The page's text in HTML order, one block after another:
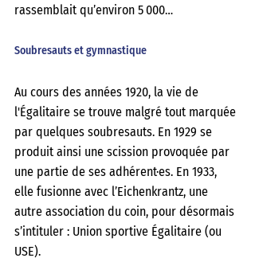
rassemblait qu’environ 5 000…
Soubresauts et gymnastique
Au cours des années 1920, la vie de
l'Égalitaire se trouve malgré tout marquée
par quelques soubresauts. En 1929 se
produit ainsi une scission provoquée par
une partie de ses adhérent·es. En 1933,
elle fusionne avec l’Eichenkrantz, une
autre association du coin, pour désormais
s’intituler : Union sportive Égalitaire (ou
USE).